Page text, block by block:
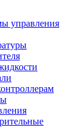
управления